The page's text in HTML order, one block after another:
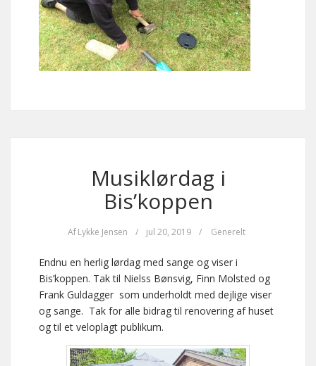
Musiklørdag i
Bis’koppen
Af Lykke Jensen / jul 20, 2019 / Generelt
Endnu en herlig lørdag med sange og viser i
Bis’koppen. Tak til Nielss Bønsvig, Finn Molsted og
Frank Guldagger som underholdt med dejlige viser
og sange. Tak for alle bidrag til renovering af huset
og til et veloplagt publikum.